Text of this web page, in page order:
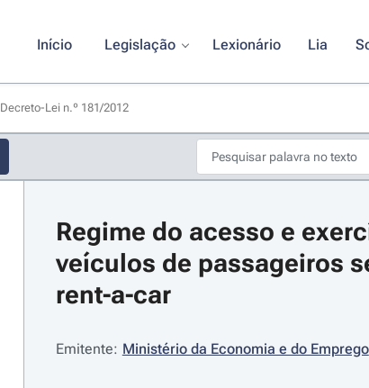
Início Legislação Lexionário Lia
Decreto-Lei n.º 181/2012
Regime do acesso e
veículos de passageiros
rent-a-car
Emitente: Ministério da Economia e do Emprego